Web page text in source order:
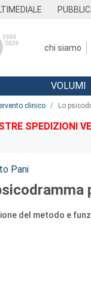
chi siamo
VOLUMI
clinico Lo
SPEDIZIONI
Pani
del metodo e